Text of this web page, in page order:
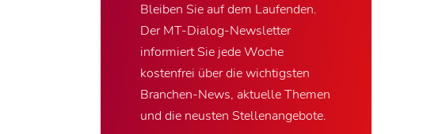
Bleiben Sie auf dem Laufenden.
Der MT-Dialog-Newsletter
informiert Sie jede Woche
kostenfrei über die wichtigsten
Branchen-News, aktuelle Themen
und die neusten Stellenangebote.